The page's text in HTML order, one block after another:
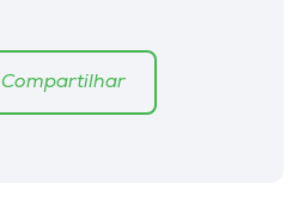
Compartilhar